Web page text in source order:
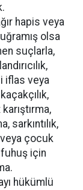
hapis veya
olsa
suçlarla,
iflas veya
sarkıntılık,
veya çocuk
fuhuş için
hükümlü